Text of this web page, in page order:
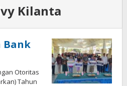
Kilanta
Bank
Otoritas
Tahun